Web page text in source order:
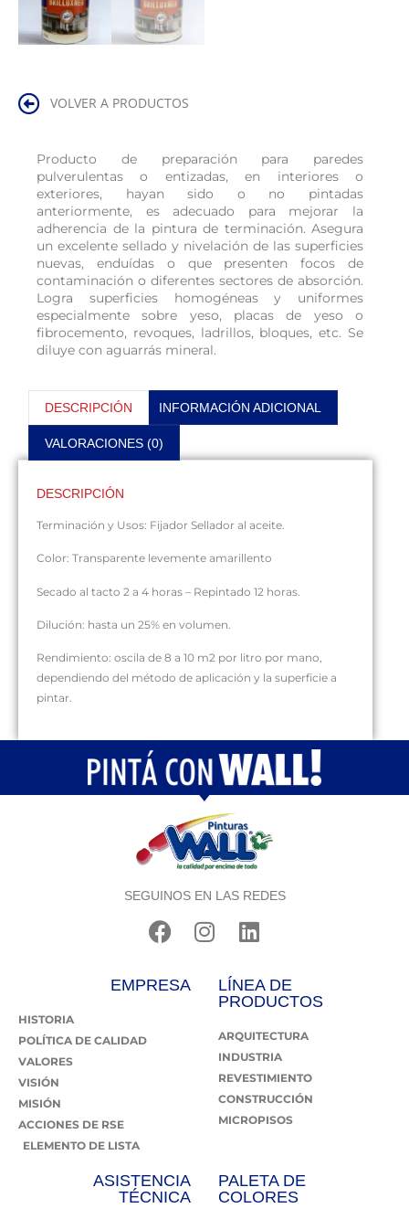
VOLVER A PRODUCTOS
Producto de preparación para paredes
pulverulentas o entizadas, en interiores o
exteriores, hayan sido o no pintadas
anteriormente, es adecuado para mejorar la
adherencia de la pintura de terminación. Asegura
un excelente sellado y nivelación de las superficies
nuevas, enduídas o que presenten focos de
contaminación o diferentes sectores de absorción.
Logra superficies homogéneas y uniformes
especialmente sobre yeso, placas de yeso o
fibrocemento, revoques, ladrillos, bloques, etc. Se
diluye con aguarrás mineral.
DESCRIPCIÓN INFORMACIÓN ADICIONAL
VALORACIONES (0)
DESCRIPCIÓN
Terminación y Usos: Fijador Sellador al aceite.
Color: Transparente levemente amarillento
Secado al tacto 2 a 4 horas – Repintado 12 horas.
Dilución: hasta un 25% en volumen.
Rendimiento: oscila de 8 a 10 m2 por litro por mano,
dependiendo del método de aplicación y la superficie a
pintar.
SEGUINOS EN LAS REDES
EMPRESA
HISTORIA
POLÍTICA DE CALIDAD
VALORES
VISIÓN
MISIÓN
ACCIONES DE RSE
ELEMENTO DE LISTA
LÍNEA DE
PRODUCTOS
ARQUITECTURA
INDUSTRIA
REVESTIMIENTO
CONSTRUCCIÓN
MICROPISOS
ASISTENCIA
TÉCNICA
PALETA DE
COLORES